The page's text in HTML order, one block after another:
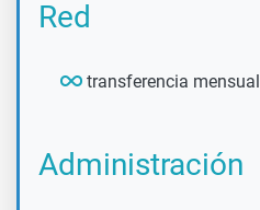
Red
transferencia mensual
Administración